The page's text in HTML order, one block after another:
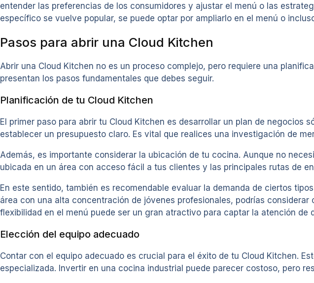
entender las preferencias de los consumidores y ajustar el menú o las
específico se vuelve popular, se puede optar por ampliarlo en el menú o
Pasos para abrir una Cloud Kitchen
Abrir una Cloud Kitchen no es un proceso complejo, pero requiere una
presentan los pasos fundamentales que debes seguir.
Planificación de tu Cloud Kitchen
El primer paso para abrir tu Cloud Kitchen es desarrollar un plan de negocios
establecer un presupuesto claro. Es vital que realices una investigación de
Además, es importante considerar la ubicación de tu cocina. Aunque no
ubicada en un área con acceso fácil a tus clientes y las principales rutas de
En este sentido, también es recomendable evaluar la demanda de ciertos
área con una alta concentración de jóvenes profesionales, podrías
flexibilidad en el menú puede ser un gran atractivo para captar la atención de
Elección del equipo adecuado
Contar con el equipo adecuado es crucial para el éxito de tu Cloud Kitchen.
especializada. Invertir en una cocina industrial puede parecer costoso, pero